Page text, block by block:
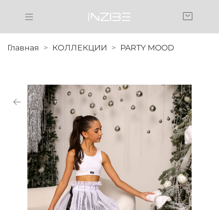
Главная КОЛЛЕКЦИИ PARTY MOOD